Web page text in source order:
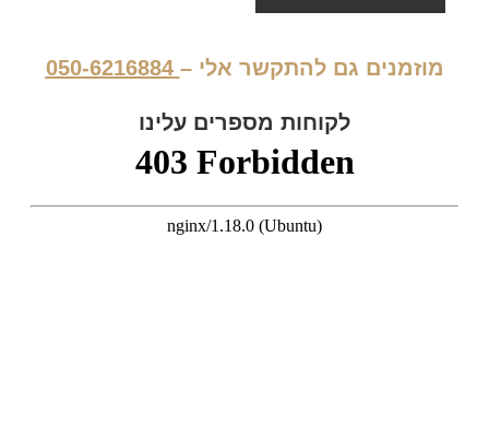
מוזמנים גם להתקשר אלי – 050-6216884
לקוחות מספרים עלינו